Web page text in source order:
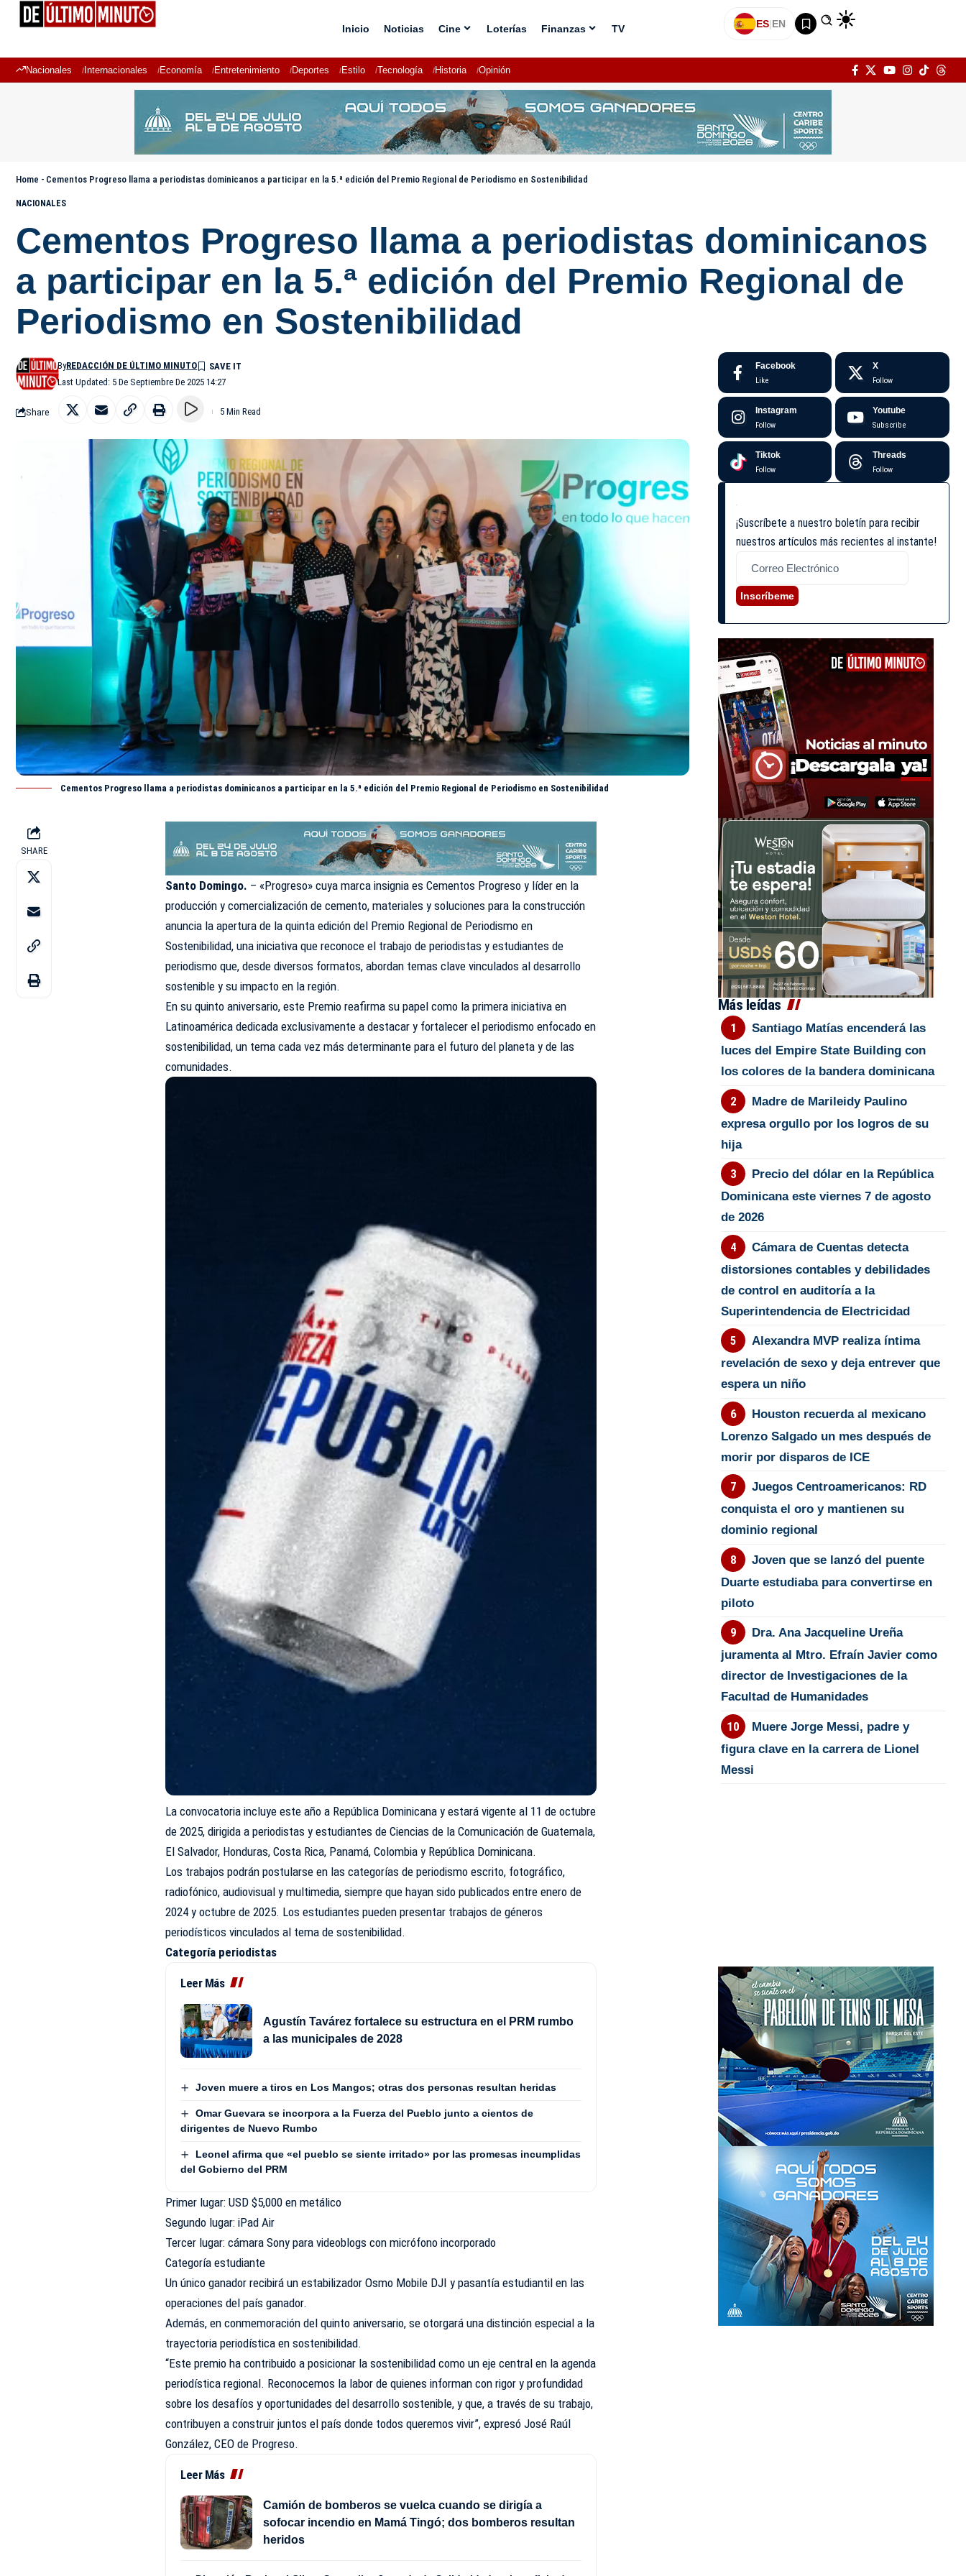
Inicio Noticias Cine Loterías Finanzas TV ES|EN
Nacionales Internacionales Economía Entretenimiento Deportes Estilo Tecnología Historia Opinión
Home - Cementos Progreso llama a periodistas dominicanos a participar en la 5.ª edición del Premio Regional de Periodismo en Sostenibilidad
NACIONALES
Cementos Progreso llama a periodistas dominicanos
a participar en la 5.ª edición del Premio Regional de
Periodismo en Sostenibilidad
Last Updated: 5 De Septiembre De 2025 14:27
ByREDACCIÓN DE ÚLTIMO MINUTO
Share 5 Min Read
Cementos Progreso llama a periodistas dominicanos a participar en la 5.ª edición del Premio Regional de Periodismo en Sostenibilidad
SHARE
Santo Domingo. – «Progreso» cuya marca insignia esCementos Progreso y líder en la
producción y comercialización de cemento, materiales y soluciones para la construcción
anuncia la apertura de la quinta edición del Premio Regional de Periodismo en
Sostenibilidad, una iniciativa que reconoce el trabajo de periodistas y estudiantes de
periodismo que, desde diversos formatos, abordan temas clave vinculados al desarrollo
sostenible y su impacto en la región.
En su quinto aniversario, este Premio reafirma su papel como la primera iniciativa en
Latinoamérica dedicada exclusivamente a destacar y fortalecer el periodismo enfocado en
sostenibilidad, un tema cada vez más determinante para el futuro del planeta y de las
comunidades.
La convocatoria incluye este año a República Dominicana y estará vigente al 11 de octubre
de 2025, dirigida a periodistas y estudiantes de Ciencias de la Comunicación de Guatemala,
El Salvador, Honduras, Costa Rica, Panamá, Colombia y República Dominicana.
Los trabajos podrán postularse en las categorías de periodismo escrito, fotográfico,
radiofónico, audiovisual y multimedia, siempre que hayan sido publicados entre enero de
2024 y octubre de 2025. Los estudiantes pueden presentar trabajos de géneros
periodísticos vinculados al tema de sostenibilidad.
Categoría periodistas
Leer Más
Agustín Tavárez fortalece su estructura en el PRM rumbo
a las municipales de 2028
Joven muere a tiros en Los Mangos; otras dos personas resultan heridas
Omar Guevara se incorpora a la Fuerza del Pueblo junto a cientos de
dirigentes de Nuevo Rumbo
Leonel afirma que «el pueblo se siente irritado» por las promesas incumplidas
del Gobierno del PRM
Primer lugar: USD $5,000 en metálico
Segundo lugar: iPad Air
Tercer lugar: cámara Sony para videoblogs con micrófono incorporado
Categoría estudiante
Un único ganador recibirá un estabilizador Osmo Mobile DJI y pasantía estudiantil en las
operaciones del país ganador.
Además, en conmemoración del quinto aniversario, se otorgará una distinción especial a la
trayectoria periodística en sostenibilidad.
“Este premio ha contribuido a posicionar la sostenibilidad como un eje central en la agenda
periodística regional. Reconocemos la labor de quienes informan con rigor y profundidad
sobre los desafíos y oportunidades del desarrollo sostenible, y que, a través de su trabajo,
contribuyen a construir juntos el país donde todos queremos vivir”, expresó José Raúl
González, CEO de Progreso.
Leer Más
Camión de bomberos se vuelca cuando se dirigía a
sofocar incendio en Mamá Tingó; dos bomberos resultan
heridos
Facebook
Like
X
Follow
Instagram
Follow
Youtube
Subscribe
Tiktok
Follow
Threads
Follow
¡Suscríbete a nuestro boletín para recibir
nuestros artículos más recientes al instante!
Inscríbeme
Más leídas
Santiago Matías encenderá las
luces del Empire State Building con
los colores de la bandera dominicana
Madre de Marileidy Paulino
expresa orgullo por los logros de su
hija
Precio del dólar en la República
Dominicana este viernes 7 de agosto
de 2026
Cámara de Cuentas detecta
distorsiones contables y debilidades
de control en auditoría a la
Superintendencia de Electricidad
Alexandra MVP realiza íntima
revelación de sexo y deja entrever que
espera un niño
Houston recuerda al mexicano
Lorenzo Salgado un mes después de
morir por disparos de ICE
Juegos Centroamericanos: RD
conquista el oro y mantienen su
dominio regional
Joven que se lanzó del puente
Duarte estudiaba para convertirse en
piloto
Dra. Ana Jacqueline Ureña
juramenta al Mtro. Efraín Javier como
director de Investigaciones de la
Facultad de Humanidades
Muere Jorge Messi, padre y
figura clave en la carrera de Lionel
Messi